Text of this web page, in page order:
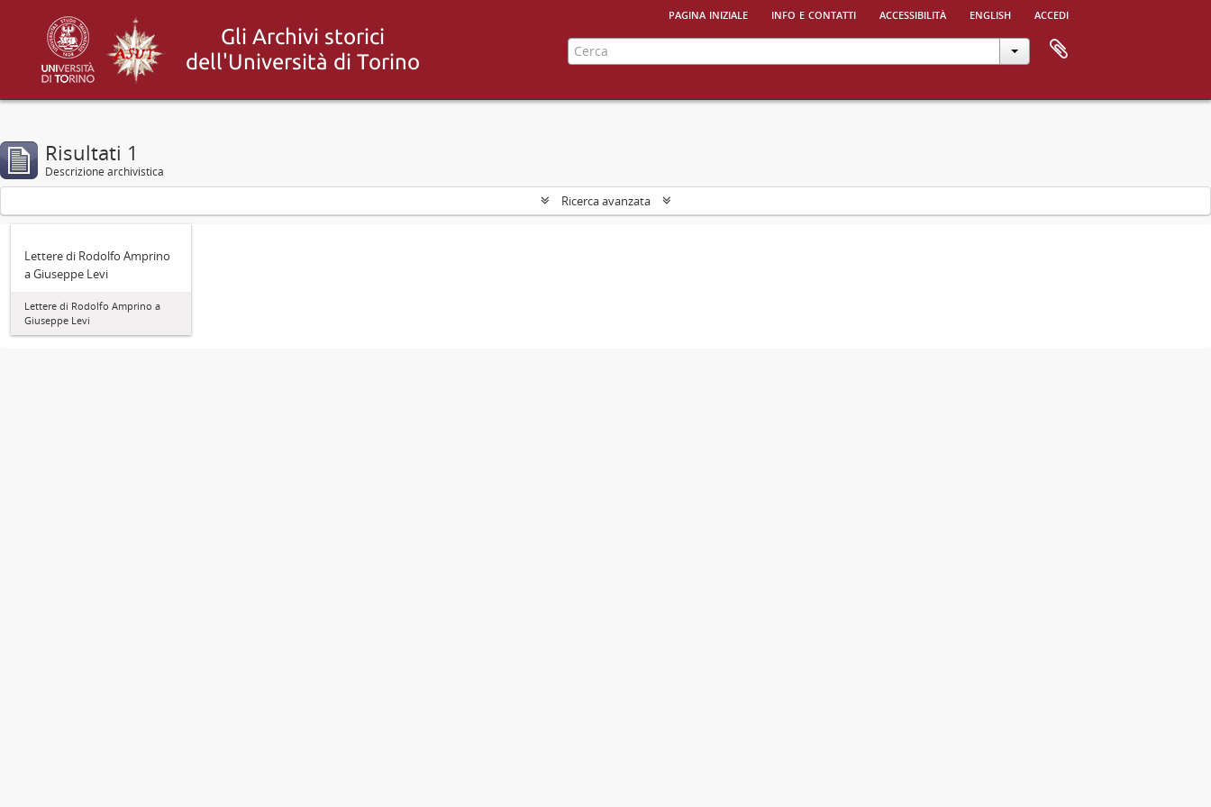
pagina iniziale info e contatti accessibilità english accedi
Risultati 1
Descrizione archivistica
Ricerca avanzata
Lettere di Rodolfo Amprino
a Giuseppe Levi
Lettere di Rodolfo Amprino a
Giuseppe Levi